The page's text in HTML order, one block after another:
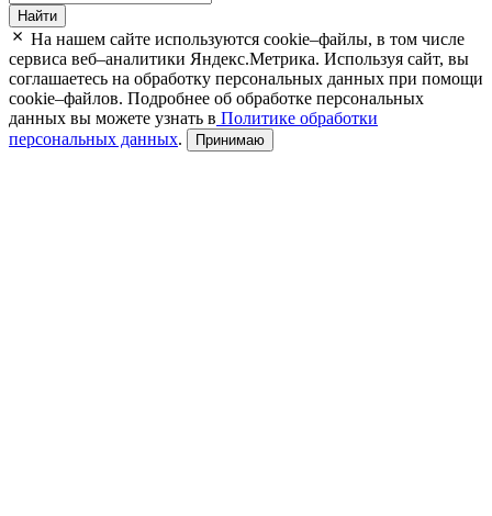
Найти
На нашем сайте используются cookie–файлы, в том числе
сервиса веб–аналитики Яндекс.Метрика. Используя сайт, вы
соглашаетесь на обработку персональных данных при помощи
cookie–файлов. Подробнее об обработке персональных
данных вы можете узнать в Политике обработки
персональных данных. Принимаю